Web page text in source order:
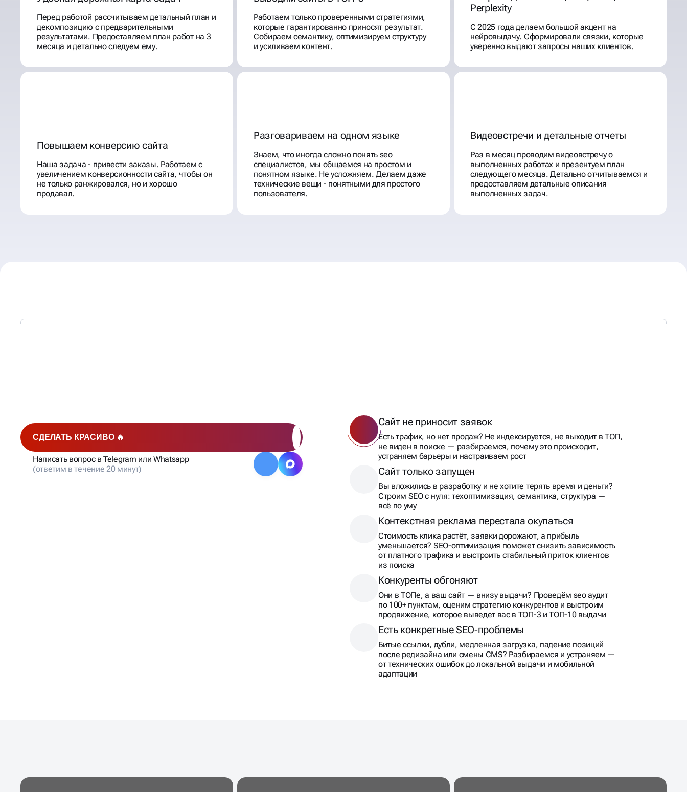
Перед работой рассчитываем детальный план и
декомпозицию с предварительными
результатами. Предоставляем план работ на 3
месяца и детально следуем ему.
Работаем только проверенными стратегиями,
которые гарантированно приносят результат.
Собираем семантику, оптимизируем структуру
и усиливаем контент.
Perplexity
С 2025 года делаем большой акцент на
нейровыдачу. Сформировали связки, которые
уверенно выдают запросы наших клиентов.
Повышаем конверсию сайта
Наша задача - привести заказы. Работаем с
увеличением конверсионности сайта, чтобы он
не только ранжировался, но и хорошо
продавал.
Разговариваем на одном языке
Знаем, что иногда сложно понять seo
специалистов, мы общаемся на простом и
понятном языке. Не усложняем. Делаем даже
технические вещи - понятными для простого
пользователя.
Видеовстречи и детальные отчеты
Раз в месяц проводим видеовстречу о
выполненных работах и презентуем план
следующего месяца. Детально отчитываемся и
предоставляем детальные описания
выполненных задач.
СДЕЛАТЬ КРАСИВО 🔥
Написать вопрос в Telegram или Whatsapp
(ответим в течение 20 минут)
Сайт не приносит заявок
Есть трафик, но нет продаж? Не индексируется, не выходит в ТОП,
не виден в поиске — разбираемся, почему это происходит,
устраняем барьеры и настраиваем рост
Сайт только запущен
Вы вложились в разработку и не хотите терять время и деньги?
Строим SEO с нуля: техоптимизация, семантика, структура —
всё по уму
Контекстная реклама перестала окупаться
Стоимость клика растёт, заявки дорожают, а прибыль
уменьшается? SEO-оптимизация поможет снизить зависимость
от платного трафика и выстроить стабильный приток клиентов
из поиска
Конкуренты обгоняют
Они в ТОПе, а ваш сайт — внизу выдачи? Проведём seo аудит
по 100+ пунктам, оценим стратегию конкурентов и выстроим
продвижение, которое выведет вас в ТОП-3 и ТОП-10 выдачи
Есть конкретные SEO-проблемы
Битые ссылки, дубли, медленная загрузка, падение позиций
после редизайна или смены CMS? Разбираемся и устраняем —
от технических ошибок до локальной выдачи и мобильной
адаптации